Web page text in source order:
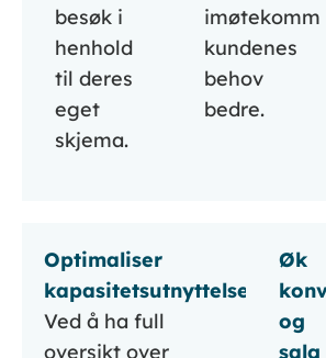
besøk i
henhold
til deres
eget
skjema.
imøtekomme
kundenes
behov
bedre.
Optimaliser
kapasitetsutnyttelse
Ved å ha full
oversikt over
Øk
og
salg